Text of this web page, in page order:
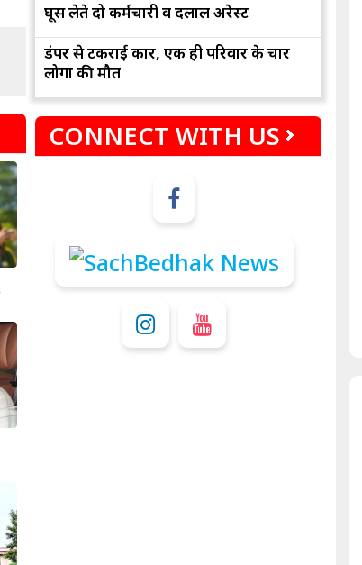
घूस लेते दो कर्मचारी व दलाल अरेस्ट
डंपर से टकराई कार, एक ही परिवार के चार
लोगों की मौत
CONNECT WITH US
अपनी योजनाओंसंभलकर रहे, जल्दबाजी नहीं दिखाए। कानूनी वाद-
विवादों से बचे।